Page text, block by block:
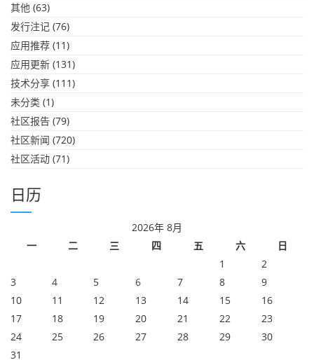
其他 (63)
发行注记 (76)
应用推荐 (11)
应用更新 (131)
技术分享 (111)
未分类 (1)
社区报告 (79)
社区新闻 (720)
社区活动 (71)
日历
2026年 8月
一
二 三 四 五 六
日
1
2
3
4 5 6 7 8
9
10
11 12 13 14 15
16
17
18 19 20 21 22
23
24
25 26 27 28 29
30
31